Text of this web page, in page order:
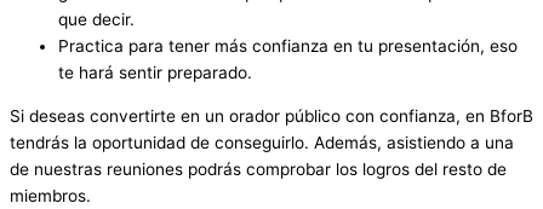
que decir.
Practica para tener más confianza en tu presentación, eso
te hará sentir preparado.
Si deseas convertirte en un orador público con confianza, en BforB
tendrás la oportunidad de conseguirlo. Además, asistiendo a una
de nuestras reuniones podrás comprobar los logros del resto de
miembros.